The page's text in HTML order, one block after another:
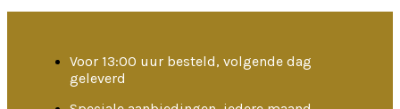
Voor 13:00 uur besteld, volgende dag
geleverd